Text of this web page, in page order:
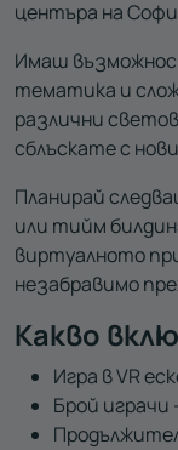
центъра на
Имаш
тематика и
различни
сблъскате с
Планирай
или тийм
виртуалното
незабравимо
Какво
Игра в VR
Брой